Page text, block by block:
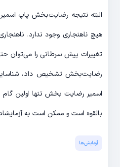
البته نتیجه رضایت‌بخش پاپ
هیچ ناهنجاری وجود ندارد.
تغییرات پیش سرطانی را می‌توان
رضایت‌بخش تشخیص داد، شناسایی
اسمیر رضایت بخش تنها اولین
بالقوه است و ممکن است به
آزمایش‌‌ها